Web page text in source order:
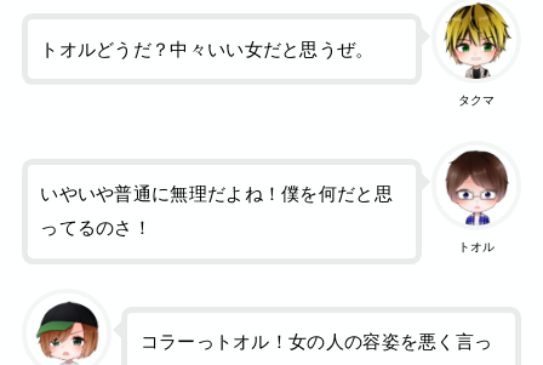
タクマ
トオルどうだ？中々いい女だと思うぜ。
トオル
いやいや普通に無理だよね！僕を何だと思
ってるのさ！
コラーっトオル！女の人の容姿を悪く言っ